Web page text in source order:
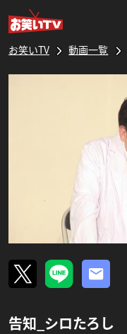
お笑いTV 動画一覧
告知_シロたろし